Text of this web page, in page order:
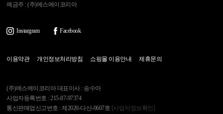
예금주 : (주)에스에이코리아
Instargram Facebook
이용약관 개인정보처리방침 쇼핑몰 이용안내 제휴문의
(주)에스에이코리아 대표이사 : 송수아
사업자등록번호 : 215-87-97374
통신판매업신고번호 : 제2020-다산-0607호 [사업자정보확인]